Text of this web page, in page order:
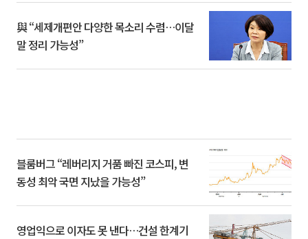
與 “세제개편안 다양한 목소리 수렴…이달
말 정리 가능성”
블룸버그 “레버리지 거품 빠진 코스피, 변
동성 최악 국면 지났을 가능성”
영업익으로 이자도 못 낸다…건설 한계기